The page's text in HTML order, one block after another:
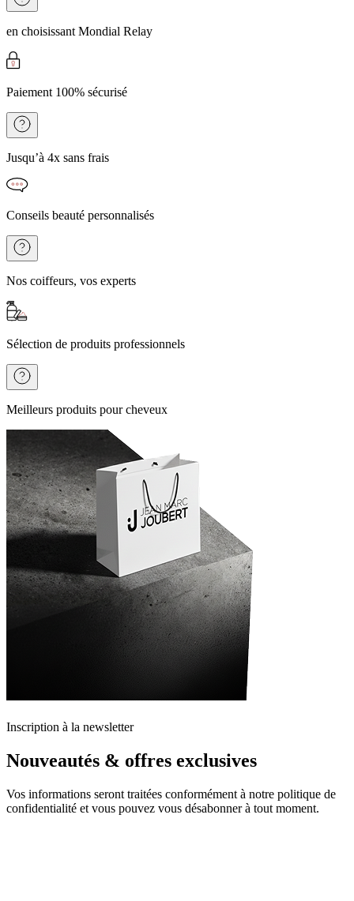
en choisissant Mondial Relay
Paiement 100% sécurisé
Jusqu’à 4x sans frais
Conseils beauté personnalisés
Nos coiffeurs, vos experts
Sélection de produits professionnels
Meilleurs produits pour cheveux
Inscription à la newsletter
Nouveautés & offres exclusives
Vos informations seront traitées conformément à notre politique de
confidentialité et vous pouvez vous désabonner à tout moment.